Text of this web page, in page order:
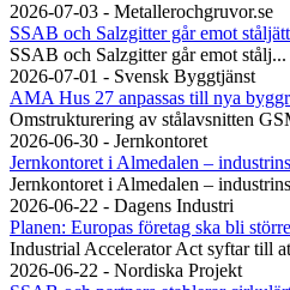
2026-07-03 - Metallerochgruvor.se
SSAB och Salzgitter går emot
SSAB och Salzgitter går emot stålj...
2026-07-01 - Svensk Byggtjänst
AMA Hus 27 anpassas till nya
Omstrukturering av stålavsnitten
2026-06-30 - Jernkontoret
Jernkontoret i Almedalen –
Jernkontoret i Almedalen –
2026-06-22 - Dagens Industri
Planen: Europas företag ska bli
Industrial Accelerator Act syftar till
2026-06-22 - Nordiska Projekt